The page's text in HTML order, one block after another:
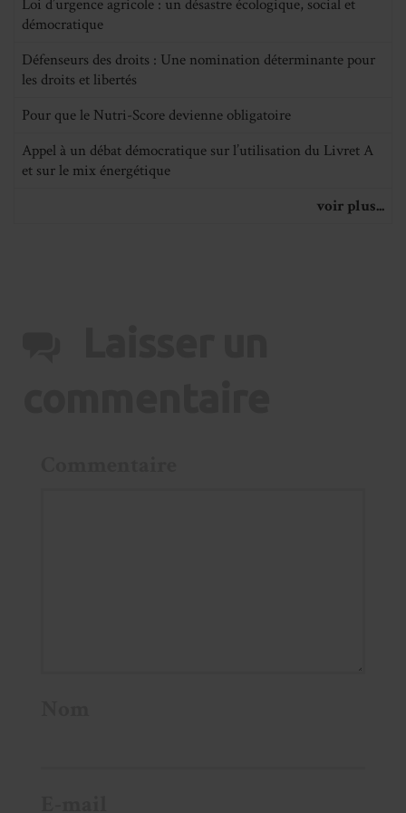
Loi d’urgence agricole : un désastre écologique, social et
démocratique
Défenseurs des droits : Une nomination déterminante pour
les droits et libertés
Pour que le Nutri-Score devienne obligatoire
Appel à un débat démocratique sur l’utilisation du Livret A
et sur le mix énergétique
voir plus...